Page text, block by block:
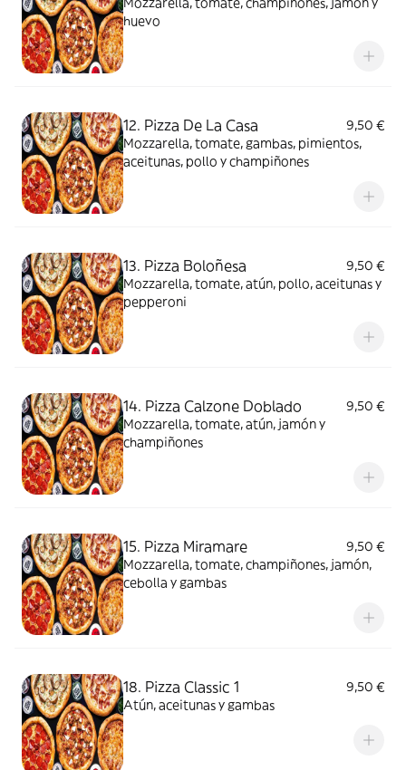
huevo
12. Pizza De La Casa
9,50 €
Mozzarella, tomate, gambas, pimientos,
aceitunas, pollo y champiñones
13. Pizza Boloñesa
9,50 €
Mozzarella, tomate, atún, pollo, aceitunas y
pepperoni
14. Pizza Calzone Doblado
9,50 €
Mozzarella, tomate, atún, jamón y
champiñones
15. Pizza Miramare
9,50 €
Mozzarella, tomate, champiñones, jamón,
cebolla y gambas
18. Pizza Classic 1
9,50 €
Atún, aceitunas y gambas